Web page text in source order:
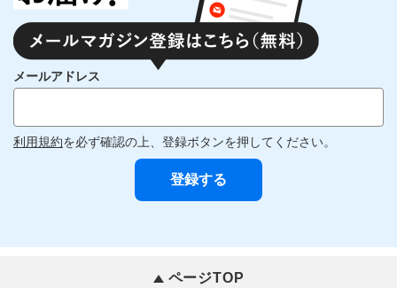
メールアドレス
利用規約を必ず確認の上、登録ボタンを押してください。
ページTOP